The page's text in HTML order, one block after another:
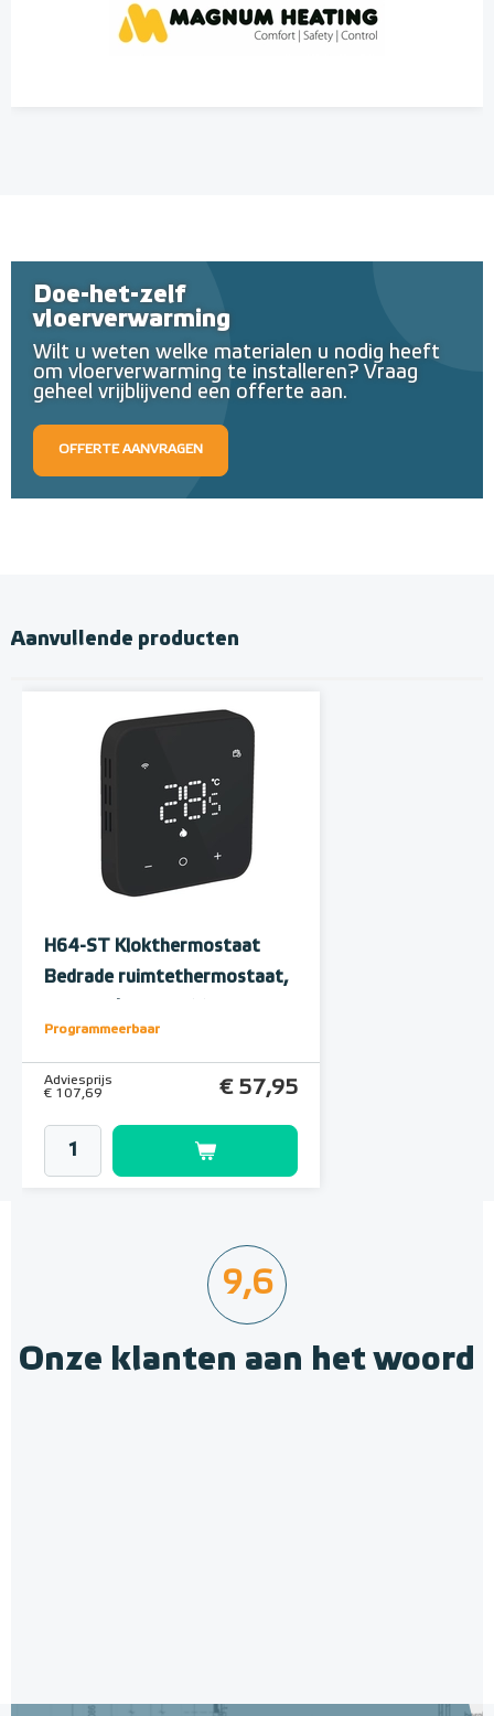
Doe-het-zelf
vloerverwarming
Wilt u weten welke materialen u nodig heeft
om vloerverwarming te installeren? Vraag
geheel vrijblijvend een offerte aan.
OFFERTE AANVRAGEN
Aanvullende producten
H64-ST Klokthermostaat
Bedrade ruimtethermostaat,
Programmeerbaar
Adviesprijs
€ 107,69
€ 57,95
9,6
Onze klanten aan het woord